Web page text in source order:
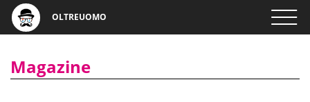
OLTREUOMO
Magazine